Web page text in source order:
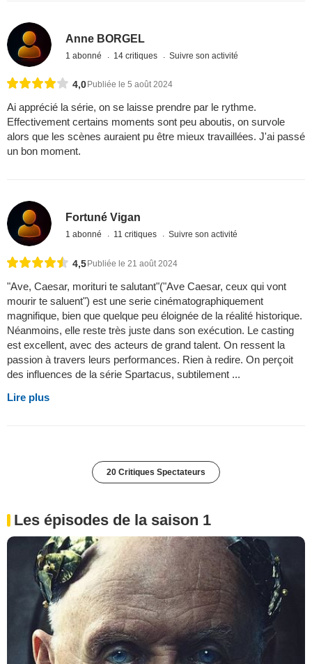
Anne BORGEL
1 abonné 14 critiques Suivre son activité
4,0 Publiée le 5 août 2024
Ai apprécié la série, on se laisse prendre par le rythme.
Effectivement certains moments sont peu aboutis, on survole
alors que les scènes auraient pu être mieux travaillées. J'ai passé
un bon moment.
Fortuné Vigan
1 abonné 11 critiques Suivre son activité
4,5Publiée le 21 août 2024
"Ave, Caesar, morituri te salutant"("Ave Caesar, ceux qui vont
mourir te saluent") est une serie cinématographiquement
magnifique, bien que quelque peu éloignée de la réalité historique.
Néanmoins, elle reste très juste dans son exécution. Le casting
est excellent, avec des acteurs de grand talent. On ressent la
passion à travers leurs performances. Rien à redire. On perçoit
des influences de la série Spartacus, subtilement ...
Lire plus
20 Critiques Spectateurs
Les épisodes de la saison 1